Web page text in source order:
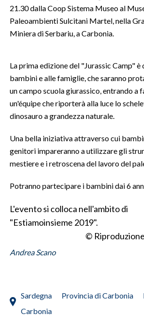
SPETTACOLI
SARDEGNA TURISMO
EVENTI
#CARAUNIONE
3 MINUTI CON
INFO AZIENDE
NECROLOGI
21.30 dalla Coop Sistema Museo al
Paleoambienti Sulcitani Martel, nella
Miniera di Serbariu, a Carbonia.
La prima edizione del "Jurassic Camp" è
bambini e alle famiglie, che saranno
un campo scuola giurassico, entrando a
un'équipe che riporterà alla luce lo
dinosauro a grandezza naturale.
Una bella iniziativa attraverso cui
genitori impareranno a utilizzare gli
mestiere e i retroscena del lavoro del
Potranno partecipare i bambini dai 6
L'evento si colloca nell'ambito di
"Estiamoinsieme 2019".
©
Andrea Scano
Sardegna Provincia di Carbonia
Carbonia